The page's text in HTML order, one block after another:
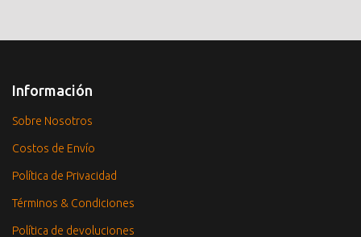
Información
Sobre Nosotros
Costos de Envío
Política de Privacidad
Términos & Condiciones
Política de devoluciones